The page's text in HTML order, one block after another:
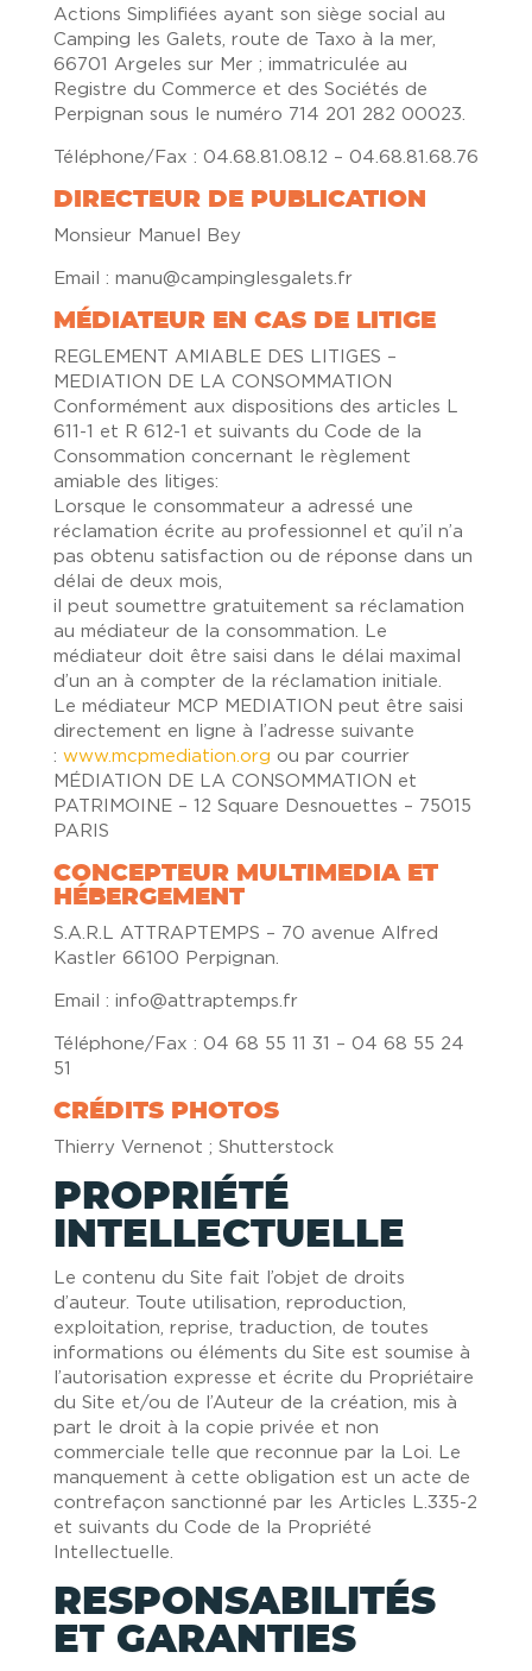
Actions Simplifiées ayant son siège social au
Camping les Galets, route de Taxo à la mer,
66701 Argeles sur Mer ; immatriculée au
Registre du Commerce et des Sociétés de
Perpignan sous le numéro 714 201 282 00023.
Téléphone/Fax : 04.68.81.08.12 – 04.68.81.68.76
DIRECTEUR DE PUBLICATION
Monsieur Manuel Bey
Email : manu@campinglesgalets.fr
MÉDIATEUR EN CAS DE LITIGE
REGLEMENT AMIABLE DES LITIGES –
MEDIATION DE LA CONSOMMATION
Conformément aux dispositions des articles L
611-1 et R 612-1 et suivants du Code de la
Consommation concernant le règlement
amiable des litiges:
Lorsque le consommateur a adressé une
réclamation écrite au professionnel et qu’il n’a
pas obtenu satisfaction ou de réponse dans un
délai de deux mois,
il peut soumettre gratuitement sa réclamation
au médiateur de la consommation. Le
médiateur doit être saisi dans le délai maximal
d’un an à compter de la réclamation initiale.
Le médiateur MCP MEDIATION peut être saisi
directement en ligne à l’adresse suivante
: www.mcpmediation.org ou par courrier
MÉDIATION DE LA CONSOMMATION et
PATRIMOINE – 12 Square Desnouettes – 75015
PARIS
CONCEPTEUR MULTIMEDIA ET
HÉBERGEMENT
S.A.R.L ATTRAPTEMPS – 70 avenue Alfred
Kastler 66100 Perpignan.
Email : info@attraptemps.fr
Téléphone/Fax : 04 68 55 11 31 – 04 68 55 24
51
CRÉDITS PHOTOS
Thierry Vernenot ; Shutterstock
PROPRIÉTÉ
INTELLECTUELLE
Le contenu du Site fait l’objet de droits
d’auteur. Toute utilisation, reproduction,
exploitation, reprise, traduction, de toutes
informations ou éléments du Site est soumise à
l’autorisation expresse et écrite du Propriétaire
du Site et/ou de l’Auteur de la création, mis à
part le droit à la copie privée et non
commerciale telle que reconnue par la Loi. Le
manquement à cette obligation est un acte de
contrefaçon sanctionné par les Articles L.335-2
et suivants du Code de la Propriété
Intellectuelle.
RESPONSABILITÉS
ET GARANTIES